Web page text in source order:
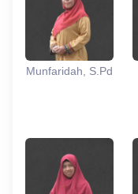
Munfaridah, S.Pd